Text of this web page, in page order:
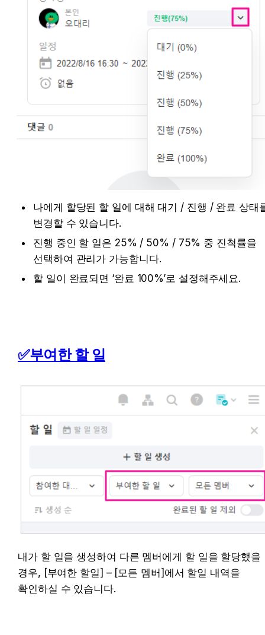
나에게 할당된 할 일에 대해 대기 / 진행 / 완료 상태
변경할 수 있습니다.
진행 중인 할 일은 25% / 50% / 75% 중 진척률을
선택하여 관리가 가능합니다.
할 일이 완료되면 ‘완료 100%’로 설정해주세요.
✅부여한 할 일
내가 할 일을 생성하여 다른 멤버에게 할 일을 할당했을
경우, [부여한 할일] – [모든 멤버]에서 할일 내역을
확인하실 수 있습니다.